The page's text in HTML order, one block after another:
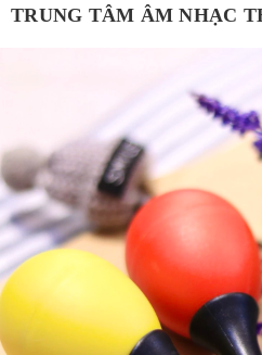
TRUNG TÂM ÂM NHẠC